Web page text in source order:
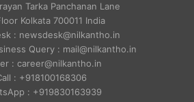
Tarka Panchanan Lane
Kolkata 700011 India
: newsdesk@nilkantho.in
Query : mail@nilkantho.in
: career@nilkantho.in
: +918100168306
: +919830163939